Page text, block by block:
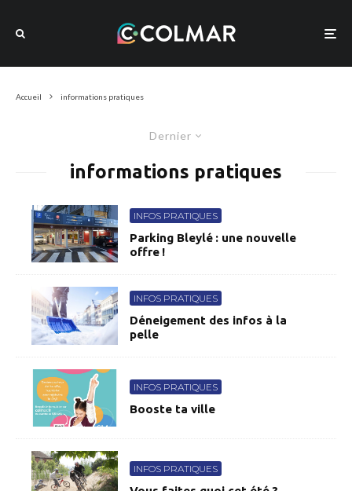
Accueil informations pratiques
Dernier
informations pratiques
INFOS PRATIQUES
Parking Bleylé : une nouvelle
offre !
INFOS PRATIQUES
Déneigement des infos à la
pelle
INFOS PRATIQUES
Booste ta ville
INFOS PRATIQUES